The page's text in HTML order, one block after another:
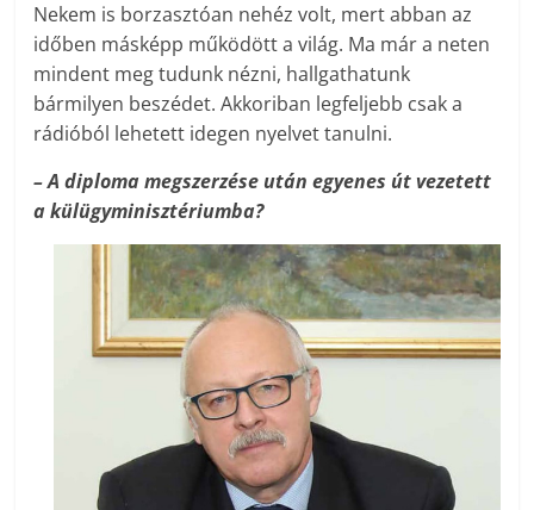
Nekem is borzasztóan nehéz volt, mert abban az
időben másképp működött a világ. Ma már a neten
mindent meg tudunk nézni, hallgathatunk
bármilyen beszédet. Akkoriban legfeljebb csak a
rádióból lehetett idegen nyelvet tanulni.
– A diploma megszerzése után egyenes út vezetett
a külügyminisztériumba?